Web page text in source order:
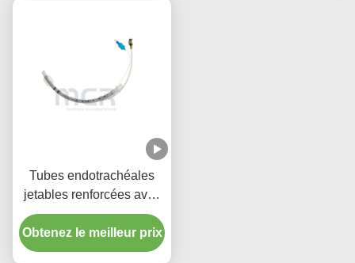
Tubes endotrachéales
jetables renforcées avec
port d'aspiration micro-
mince menotté en PU
Obtenez le meilleur prix